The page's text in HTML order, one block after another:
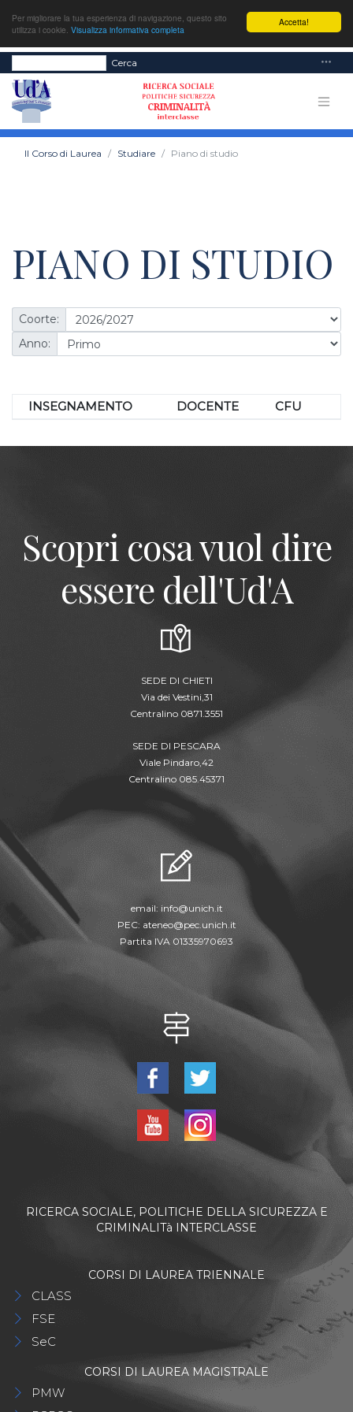
Accetta!
Per migliorare la tua esperienza di navigazione, questo sito
utilizza i cookie. Visualizza informativa completa
Cerca
Il Corso di Laurea Studiare Piano di studio
PIANO DI STUDIO
Coorte:
Anno:
INSEGNAMENTO DOCENTE CFU
Scopri cosa vuol dire
essere dell'Ud'A
SEDE DI CHIETI
Via dei Vestini,31
Centralino 0871.3551
SEDE DI PESCARA
Viale Pindaro,42
Centralino 085.45371
email: info@unich.it
PEC: ateneo@pec.unich.it
Partita IVA 01335970693
RICERCA SOCIALE, POLITICHE DELLA SICUREZZA E
CRIMINALITà INTERCLASSE
CORSI DI LAUREA TRIENNALE
CLASS
FSE
SeC
CORSI DI LAUREA MAGISTRALE
PMW